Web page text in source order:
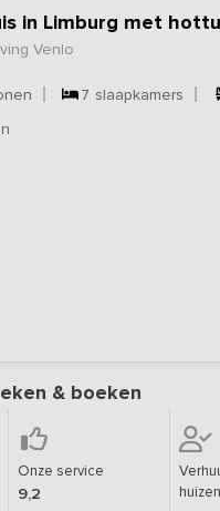
in Limburg met
Venlo
7 slaapkamers
& boeken
Onze service
9,2